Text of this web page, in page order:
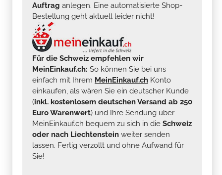
Auftrag anlegen. Eine automatisierte Shop-
Bestellung geht aktuell leider nicht!
Für die Schweiz empfehlen wir
MeinEinkauf.ch: So können Sie bei uns
einfach mit Ihrem MeinEinkauf.ch Konto
einkaufen, als wären Sie ein deutscher Kunde
(inkl. kostenlosem deutschen Versand ab 250
Euro Warenwert) und Ihre Sendung über
MeinEinkauf.ch bequem zu sich in die Schweiz
oder nach Liechtenstein weiter senden
lassen. Fertig verzollt und ohne Aufwand für
Sie!